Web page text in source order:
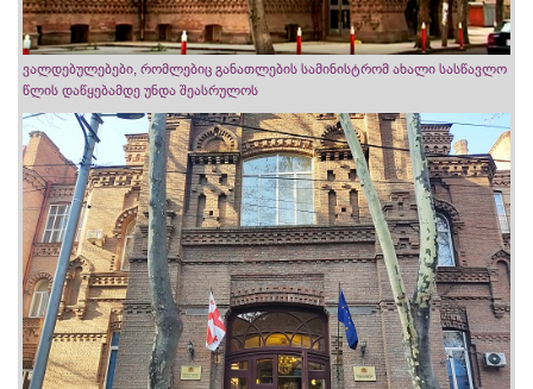
ვალდებულებები, რომლებიც განათლების სამინისტრომ ახალი სასწავლო
წლის დაწყებამდე უნდა შეასრულოს